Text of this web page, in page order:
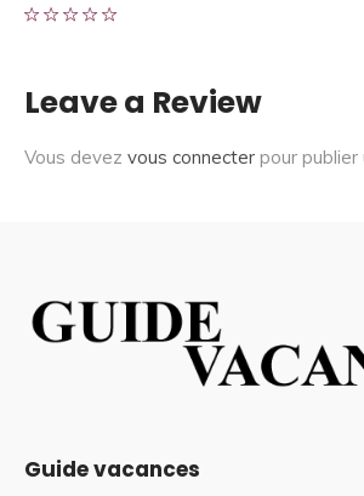
Leave a Review
Vous devez vous connecter pour publier
Guide vacances